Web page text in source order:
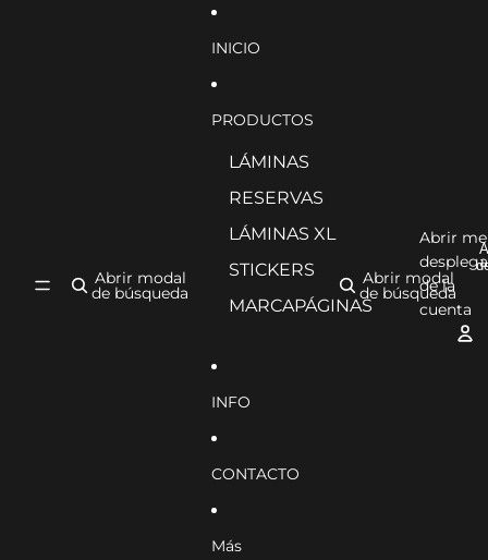
Abrir modal
de búsqueda
INICIO
PRODUCTOS
LÁMINAS
RESERVAS
LÁMINAS XL
STICKERS
MARCAPÁGINAS
INFO
CONTACTO
Más
Abrir modal
de búsqueda
Abrir
de la
cuenta